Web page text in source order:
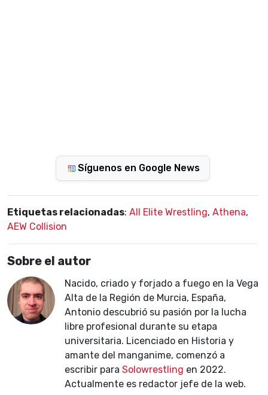
Síguenos en Google News
Etiquetas relacionadas: All Elite Wrestling, Athena,
AEW Collision
Sobre el autor
Nacido, criado y forjado a fuego en la Vega
Alta de la Región de Murcia, España,
Antonio descubrió su pasión por la lucha
libre profesional durante su etapa
universitaria. Licenciado en Historia y
amante del manganime, comenzó a
escribir para Solowrestling en 2022.
Actualmente es redactor jefe de la web.